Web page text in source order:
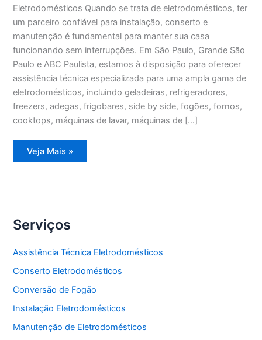
Eletrodomésticos Quando se trata de eletrodomésticos, ter
um parceiro confiável para instalação, conserto e
manutenção é fundamental para manter sua casa
funcionando sem interrupções. Em São Paulo, Grande São
Paulo e ABC Paulista, estamos à disposição para oferecer
assistência técnica especializada para uma ampla gama de
eletrodomésticos, incluindo geladeiras, refrigeradores,
freezers, adegas, frigobares, side by side, fogões, fornos,
cooktops, máquinas de lavar, máquinas de […]
Assistência
Técnica
Veja Mais »
Serviços
Assistência Técnica Eletrodomésticos
Conserto Eletrodomésticos
Conversão de Fogão
Instalação Eletrodomésticos
Manutenção de Eletrodomésticos